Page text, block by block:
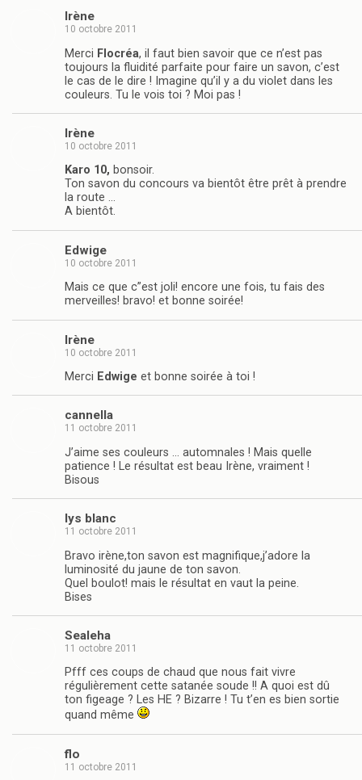
Irène
10 octobre 2011
Merci Flocréa, il faut bien savoir que ce n’est pas
toujours la fluidité parfaite pour faire un savon, c’est
le cas de le dire ! Imagine qu’il y a du violet dans les
couleurs. Tu le vois toi ? Moi pas !
Irène
10 octobre 2011
Karo 10, bonsoir.
Ton savon du concours va bientôt être prêt à prendre
la route …
A bientôt.
Edwige
10 octobre 2011
Mais ce que c”est joli! encore une fois, tu fais des
merveilles! bravo! et bonne soirée!
Irène
10 octobre 2011
Merci Edwige et bonne soirée à toi !
cannella
11 octobre 2011
J’aime ses couleurs … automnales ! Mais quelle
patience ! Le résultat est beau Irène, vraiment !
Bisous
lys blanc
11 octobre 2011
Bravo irène,ton savon est magnifique,j’adore la
luminosité du jaune de ton savon.
Quel boulot! mais le résultat en vaut la peine.
Bises
Sealeha
11 octobre 2011
Pfff ces coups de chaud que nous fait vivre
régulièrement cette satanée soude !! A quoi est dû
ton figeage ? Les HE ? Bizarre ! Tu t’en es bien sortie
quand même
flo
11 octobre 2011